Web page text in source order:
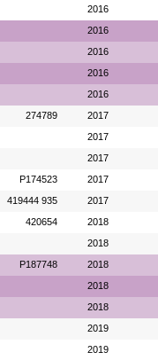
2016
2016
2016
2016
2016
274789 2017
2017
2017
P174523 2017
419444 935 2017
420654 2018
2018
P187748 2018
2018
2018
2019
2019